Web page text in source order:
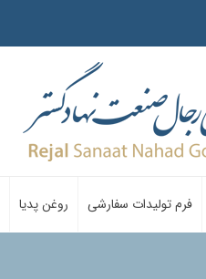
فرم تولیدات سفارشی روغن پدیا